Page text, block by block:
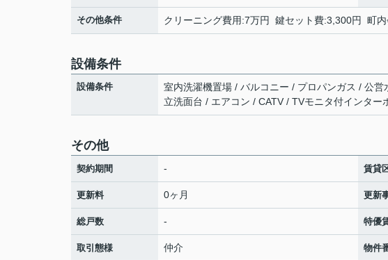
その他条件 クリーニング費用:7万円 鍵セット費:3,300円 町
設備条件
設備条件
室内洗濯機置場 / バルコニー / プロパンガス / 公
立洗面台 / エアコン / CATV / TVモニタ付インター
その他
契約期間 - 賃貸
更新料 0ヶ月 更新
総戸数 - 特優
取引態様 仲介 物件